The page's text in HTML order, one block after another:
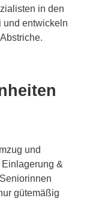
in den
und entwickeln
und
&
gütemäßig